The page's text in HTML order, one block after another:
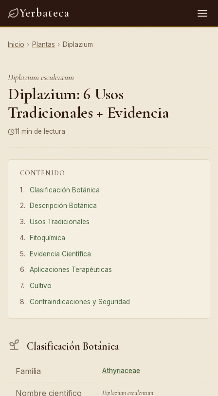
Yerbateca
Inicio › Plantas › Diplazium
Diplazium esculentum
Diplazium: 6 Usos
Tradicionales + Evidencia
11 min de lectura
CONTENIDO
Clasificación Botánica
Descripción Botánica
Usos Tradicionales
Fitoquímica
Evidencia Científica
Aplicaciones Terapéuticas
Cultivo
Contraindicaciones y Seguridad
Clasificación Botánica
Familia Athyriaceae
Nombre científico Diplazium esculentum